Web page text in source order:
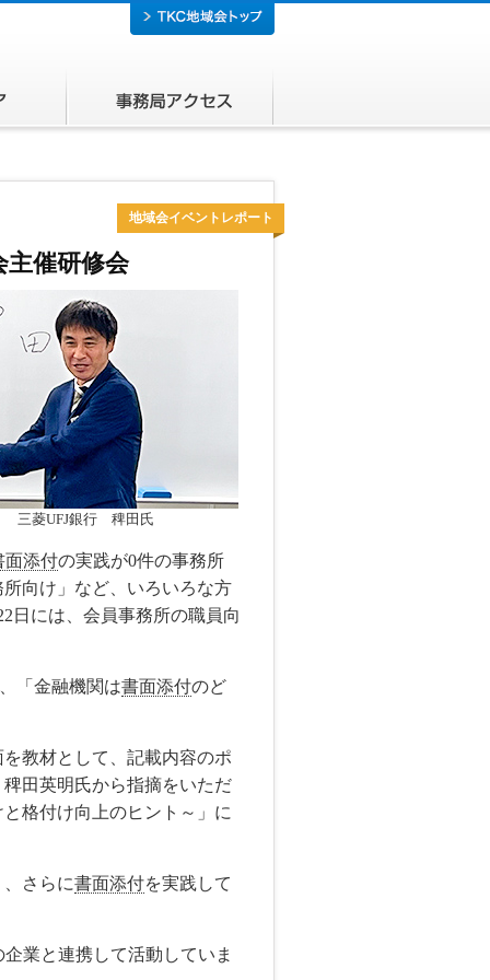
地域会イベントレポート
主催研修会
三菱UFJ銀行 稗田氏
面添付の実践が0件の事務所
向け」など、いろいろな方
日には、会員事務所の職員向
「金融機関は書面添付のど
教材として、記載内容のポ
田英明氏から指摘をいただ
格付け向上のヒント～」に
さらに書面添付を実践して
業と連携して活動していま